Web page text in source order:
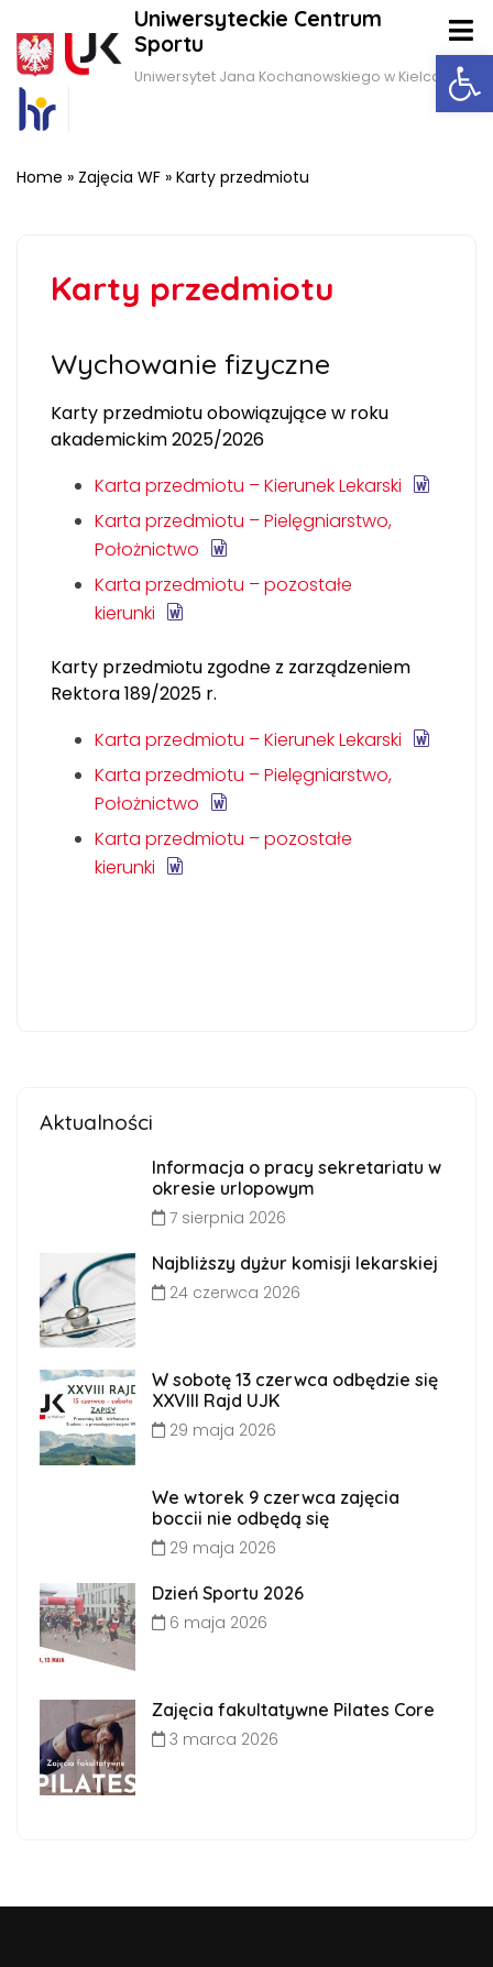
Uniwersyteckie Centrum
Sportu
Uniwersytet Jana Kochanowskiego w Kielcach
Home » Zajęcia WF » Karty przedmiotu
Karty przedmiotu
Wychowanie fizyczne
Karty przedmiotu obowiązujące w roku
akademickim 2025/2026
Karta przedmiotu – Kierunek Lekarski
Karta przedmiotu – Pielęgniarstwo,
Położnictwo
Karta przedmiotu – pozostałe
kierunki
Karty przedmiotu zgodne z zarządzeniem
Rektora 189/2025 r.
Karta przedmiotu – Kierunek Lekarski
Karta przedmiotu – Pielęgniarstwo,
Położnictwo
Karta przedmiotu – pozostałe
kierunki
Aktualności
Informacja o pracy sekretariatu w
okresie urlopowym
7 sierpnia 2026
Najbliższy dyżur komisji lekarskiej
24 czerwca 2026
W sobotę 13 czerwca odbędzie się
XXVIII Rajd UJK
29 maja 2026
We wtorek 9 czerwca zajęcia
boccii nie odbędą się
29 maja 2026
Dzień Sportu 2026
6 maja 2026
Zajęcia fakultatywne Pilates Core
3 marca 2026